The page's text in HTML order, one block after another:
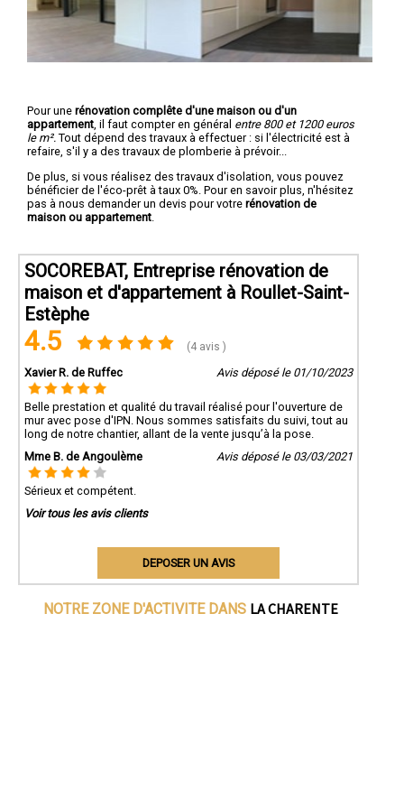
Pour une rénovation complête d'une maison ou d'un
appartement , il faut compter en général entre 800 et 1200 euros
le m². Tout dépend des travaux à effectuer : si l'électricité est à
refaire, s'il y a des travaux de plomberie à prévoir...
De plus, si vous réalisez des travaux d'isolation, vous pouvez
bénéficier de l'éco-prêt à taux 0%. Pour en savoir plus, n'hésitez
pas à nous demander un devis pour votre rénovation de
maison ou appartement
SOCOREBAT, Entreprise rénovation de
maison et d'appartement à Roullet-Saint-
Estèphe
4.5 (4 avis )
Xavier R. de Ruffec Avis déposé le 01/10/2023
Belle prestation et qualité du travail réalisé pour l'ouverture de
mur avec pose d'IPN. Nous sommes satisfaits du suivi, tout au
long de notre chantier, allant de la vente jusqu’à la pose.
Mme B. de Angoulème
Avis déposé le 03/03/2021
Sérieux et compétent.
Voir tous les avis clients
DEPOSER UN AVIS
NOTRE ZONE D'ACTIVITE DANS LA CHARENTE